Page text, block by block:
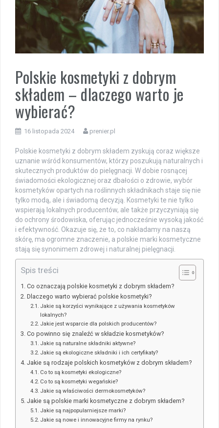
Polskie kosmetyki z dobrym
składem – dlaczego warto je
wybierać?
16 listopada 2024 prenier.pl
Polskie kosmetyki z dobrym składem zyskują coraz większe
uznanie wśród konsumentów, którzy poszukują naturalnych i
skutecznych produktów do pielęgnacji. W dobie rosnącej
świadomości ekologicznej oraz dbałości o zdrowie, wybór
kosmetyków opartych na roślinnych składnikach staje się nie
tylko modą, ale i świadomą decyzją. Kosmetyki te nie tylko
wspierają lokalnych producentów, ale także przyczyniają się
do ochrony środowiska, oferując jednocześnie wysoką jakość
i efektywność. Okazuje się, że to, co nakładamy na naszą
skórę, ma ogromne znaczenie, a polskie marki kosmetyczne
stają się synonimem zdrowej i naturalnej pielęgnacji.
Spis treści
Co oznaczają polskie kosmetyki z dobrym składem?
Dlaczego warto wybierać polskie kosmetyki?
Jakie są korzyści wynikające z używania kosmetyków
lokalnych?
Jakie jest wsparcie dla polskich producentów?
Co powinno się znaleźć w składzie kosmetyków?
Jakie są naturalne składniki aktywne?
Jakie są ekologiczne składniki i ich certyfikaty?
Jakie są rodzaje polskich kosmetyków z dobrym składem?
Co to są kosmetyki ekologiczne?
Co to są kosmetyki wegańskie?
Jakie są właściwości dermokosmetyków?
Jakie są polskie marki kosmetyczne z dobrym składem?
Jakie są najpopularniejsze marki?
Jakie są nowe i innowacyjne firmy na rynku?